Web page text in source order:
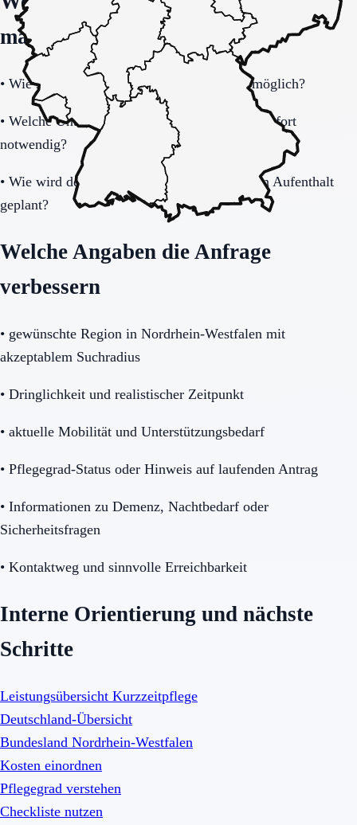
machen
• Wie schnell ist eine Aufnahme realistisch möglich?
• Welche Unterlagen und Informationen sind sofort
notwendig?
• Wie wird der Übergang nach dem befristeten Aufenthalt
geplant?
Welche Angaben die Anfrage
verbessern
• gewünschte Region in Nordrhein-Westfalen mit
akzeptablem Suchradius
• Dringlichkeit und realistischer Zeitpunkt
• aktuelle Mobilität und Unterstützungsbedarf
• Pflegegrad-Status oder Hinweis auf laufenden Antrag
• Informationen zu Demenz, Nachtbedarf oder
Sicherheitsfragen
• Kontaktweg und sinnvolle Erreichbarkeit
Interne Orientierung und nächste
Schritte
Leistungsübersicht Kurzzeitpflege
Deutschland-Übersicht
Bundesland Nordrhein-Westfalen
Kosten einordnen
Pflegegrad verstehen
Checkliste nutzen